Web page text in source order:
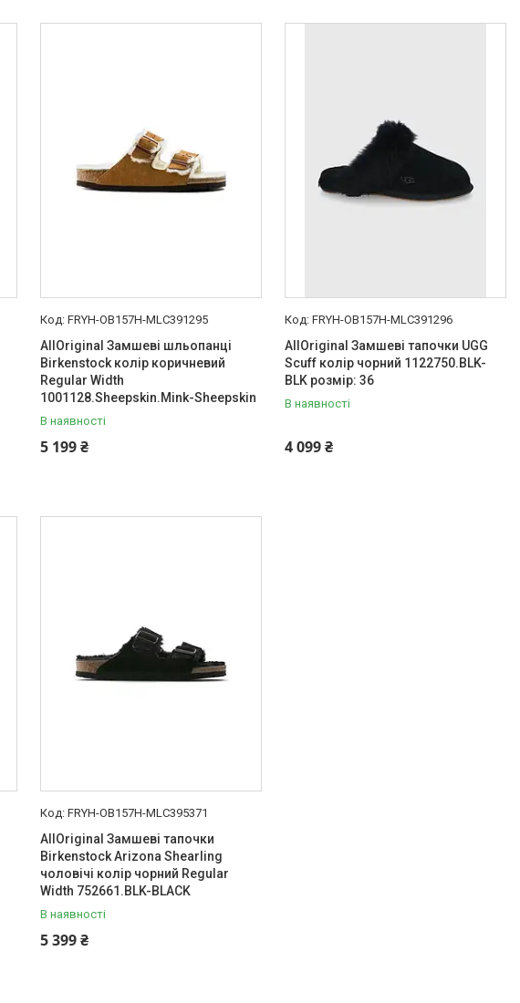
FRYH-OB157H-MLC391295
AllOriginal Замшеві шльопанці
Birkenstock колір коричневий
Regular Width
1001128.Sheepskin.Mink-Sheepskin
В наявності
5 199 ₴
FRYH-OB157H-MLC391296
AllOriginal Замшеві тапочки UGG
Scuff колір чорний 1122750.BLK-
BLK розмір: 36
В наявності
4 099 ₴
FRYH-OB157H-MLC395371
AllOriginal Замшеві тапочки
Birkenstock Arizona Shearling
чоловічі колір чорний Regular
Width 752661.BLK-BLACK
В наявності
5 399 ₴